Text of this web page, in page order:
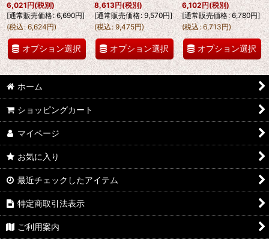
6,021円(税別)
[通常販売価格: 6,690円]
(税込: 6,624円)
オプション選択
8,613円(税別)
[通常販売価格: 9,570円]
(税込 : 9,475円)
オプション選択
6,102円(税別)
[通常販売価格: 6,780円]
(税込: 6,713円)
オプション選択
ホーム
ショッピングカート
マイページ
お気に入り
最近チェックしたアイテム
特定商取引法表示
ご利用案内